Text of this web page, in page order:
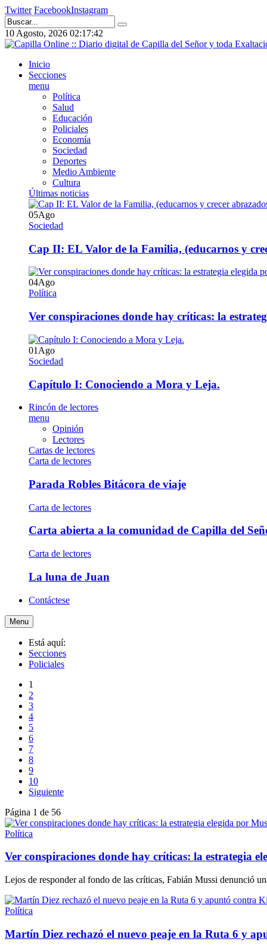
Twitter FacebookInstagram
10 Agosto, 2026 02:17:43
Inicio
Secciones
menu
Política
Salud
Educación
Policiales
Economía
Sociedad
Deportes
Medio Ambiente
Cultura
Últimas noticias
05Ago
Sociedad
Cap II: EL Valor de la Familia, (educarnos y
04Ago
Política
Ver conspiraciones donde hay críticas: la
01 Ago
Sociedad
Capítulo I: Conociendo a Mora y Leja.
Rincón de lectores
menu
Opinión
Lectores
Cartas de lectores
Carta de lectores
Parada Robles Bitácora de viaje
Carta de lectores
Carta abierta a la comunidad de Capilla del
Carta de lectores
La luna de Juan
Contáctese
Menu
Está aquí:
Secciones
Policiales
1
2
3
4
5
6
7
8
9
10
Siguiente
Página 1 de 56
Política
Ver conspiraciones donde hay críticas: la estrategia
Lejos de responder al fondo de las críticas, Fabián Mussi denunció
Política
Martín Diez rechazó el nuevo peaje en la Ruta 6 y